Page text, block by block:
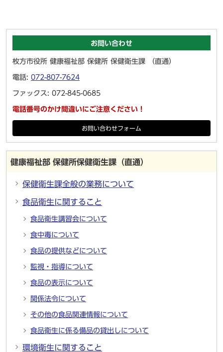
お問い合わせ
枚方市役所 健康福祉部 保健所 保健衛生課 （直通）
電話: 072-807-7624
ファックス: 072-845-0685
電話番号のかけ間違いにご注意ください！
お問い合わせフォーム
健康福祉部 保健所保健衛生課（直通）
保健衛生課全般の業務について
食品衛生に関すること
食品衛生講習会について
食中毒について
食品の提供などについて
監視・指導について
食品の表示について
関係法令について
その他の食品関連情報について
食品衛生に係る備品の貸出しについて
環境衛生に関すること